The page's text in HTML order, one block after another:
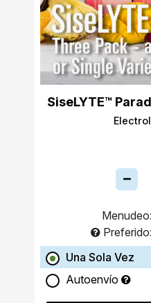
SiseLYTE™
Menudeo:
Preferido:
Una Sola Vez
Autoenvío